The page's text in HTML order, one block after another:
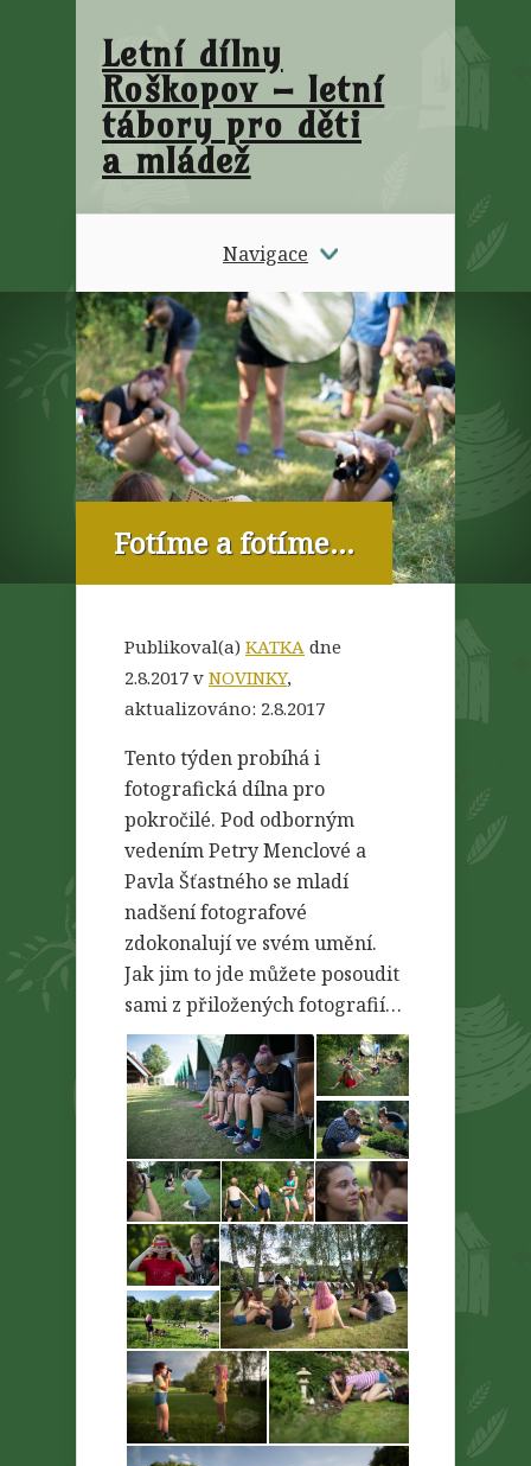
Letní dílny
Roškopov – letní
tábory pro děti
a mládež
Navigace
Fotíme a fotíme…
Publikoval(a) KATKA dne
2.8.2017 v NOVINKY,
aktualizováno: 2.8.2017
Tento týden probíhá i
fotografická dílna pro
pokročilé. Pod odborným
vedením Petry Menclové a
Pavla Šťastného se mladí
nadšení fotografové
zdokonalují ve svém umění.
Jak jim to jde můžete posoudit
sami z přiložených fotografií…